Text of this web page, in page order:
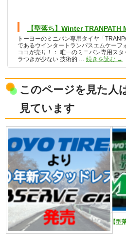
【型落ち】Winter TRANPATH
トーヨーのミニバン専用タイヤ「
であるウインタートランパスエムケーフ
ココが売り！： 唯一のミニバン専用ス
ラつきが少ない 技術的 … 続きを読む →
このページを見た人
見ています
【型